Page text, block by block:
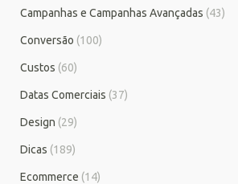
Campanhas e Campanhas Avançadas (43)
Conversão (100)
Custos (60)
Datas Comerciais (37)
Design (29)
Dicas (189)
Ecommerce (14)